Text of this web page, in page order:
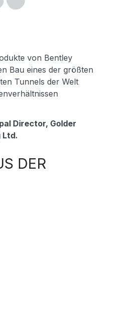
von Bentley
Bau eines der größten
Tunnels der Welt
Director, Golder
Ltd.
DER